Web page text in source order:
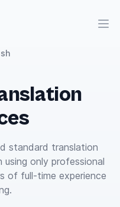
standard translation
using only professional
of full-time experience